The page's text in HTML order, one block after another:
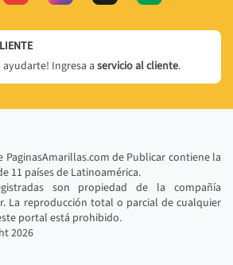
ayudarte! Ingresa a servicio al cliente.
PaginasAmarillas.com de Publicar contiene la
11 países de Latinoamérica.
son propiedad de la compañía
La reproducción total o parcial de cualquier
portal está prohibido.
2026